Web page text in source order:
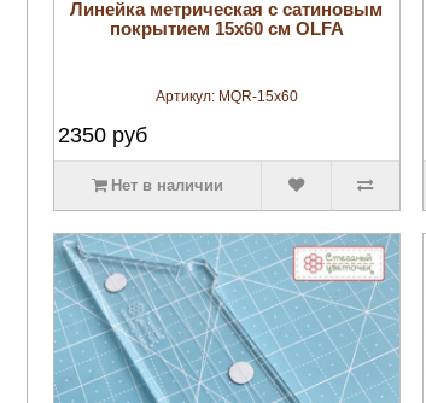
Линейка метрическая с сатиновым
покрытием 15x60 см OLFA
Артикул: MQR-15x60
2350руб
Нет в наличии